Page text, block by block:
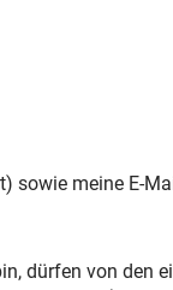
sowie meine E-
dürfen von den